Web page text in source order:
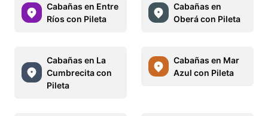
Cabañas en Entre
Ríos con Pileta
Cabañas en
Oberá con Pileta
Cabañas en La
Cumbrecita con
Pileta
Cabañas en Mar
Azul con Pileta